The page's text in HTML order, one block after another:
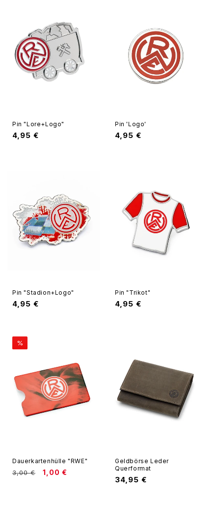
Pin "Lore+Logo"
Normaler
4,95 €
Pin 'Logo'
Normaler
4,95 €
Pin "Stadion+Logo"
Normaler
4,95 €
Pin "Trikot"
Normaler
4,95 €
%
Dauerkartenhülle "RWE"
Normaler
3,00 € Verkaufspreis
1,00 €
Geldbörse Leder
Querformat
Normaler
34,95 €